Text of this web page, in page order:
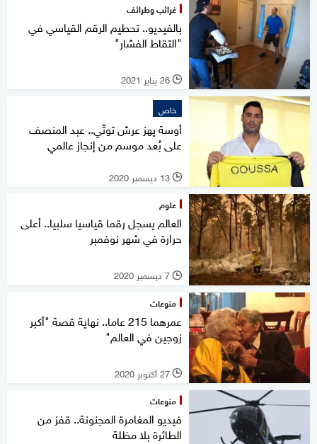
غرائب وطرائف
بالفيديو.. تحطيم الرقم القياسي في
"التقاط الفشار"
l 26 يناير 2021
خاص
أوسة يهز عرش توتّي.. عبد المنصف
على بُعد موسم من إنجاز عالمي
l 13 ديسمبر 2020
علوم
العالم يسجل رقما قياسيا سلبيا.. أعلى
حرارة في شهر نوفمبر
l 7 ديسمبر 2020
منوعات
عمرهما 215 عاما.. نهاية قصة "أكبر
زوجين في العالم"
l 27 أكتوبر 2020
منوعات
فيديو المغامرة المجنونة.. قفز من
الطائرة بلا مظلة